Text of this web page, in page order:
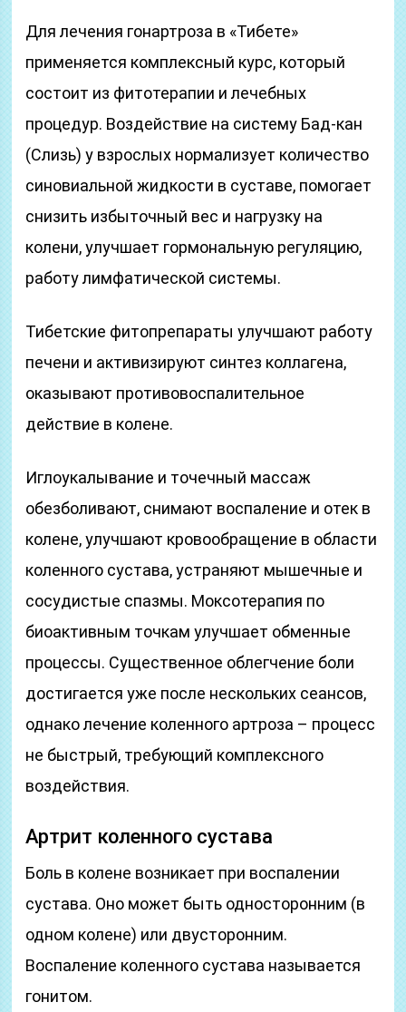
Для лечения гонартроза в «Тибете»
применяется комплексный курс, который
состоит из фитотерапии и лечебных
процедур. Воздействие на систему Бад-кан
(Слизь) у взрослых нормализует количество
синовиальной жидкости в суставе, помогает
снизить избыточный вес и нагрузку на
колени, улучшает гормональную регуляцию,
работу лимфатической системы.
Тибетские фитопрепараты улучшают работу
печени и активизируют синтез коллагена,
оказывают противовоспалительное
действие в колене.
Иглоукалывание и точечный массаж
обезболивают, снимают воспаление и отек в
колене, улучшают кровообращение в области
коленного сустава, устраняют мышечные и
сосудистые спазмы. Моксотерапия по
биоактивным точкам улучшает обменные
процессы. Существенное облегчение боли
достигается уже после нескольких сеансов,
однако лечение коленного артроза – процесс
не быстрый, требующий комплексного
воздействия.
Артрит коленного сустава
Боль в колене возникает при воспалении
сустава. Оно может быть односторонним (в
одном колене) или двусторонним.
Воспаление коленного сустава называется
гонитом.